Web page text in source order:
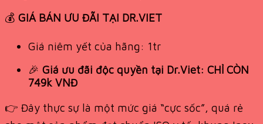
💰 GIÁ BÁN ƯU ĐÃI TẠI DR.VIET
Giá niêm yết của hãng: 1tr
🎉 Giá ưu đãi độc quyền tại Dr.Viet: CHỈ CÒN
749k VNĐ
👉 Đây thực sự là một mức giá “cực sốc”, quá rẻ